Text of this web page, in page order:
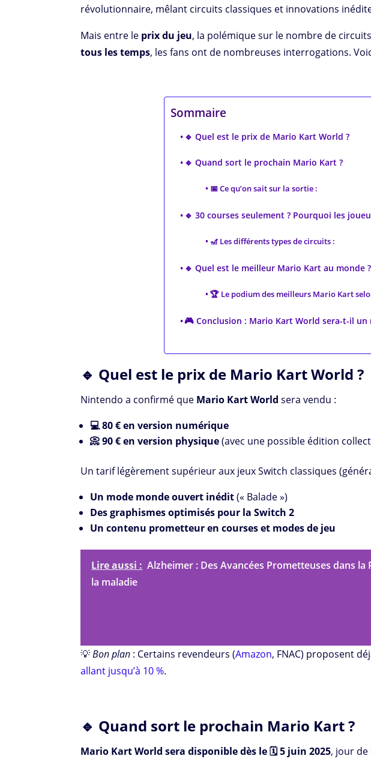
révolutionnaire, mêlant circuits classiques et innovations
Mais entre le prix du jeu, la polémique sur le nombre de
tous les temps, les fans ont de nombreuses interrogations.
Sommaire
🔹 Quel est le prix de Mario Kart World ?
🔹 Quand sort le prochain Mario Kart ?
📅 Ce qu’on sait sur la sortie :
🔹 30 courses seulement ? Pourquoi les
🎢 Les différents types de circuits :
🔹 Quel est le meilleur Mario Kart au monde ?
🏆 Le podium des meilleurs Mario Kart
🎮 Conclusion : Mario Kart World sera-t-il un
🔹 Quel est le prix de Mario Kart World ?
Nintendo a confirmé que Mario Kart World sera vendu :
💻 80 € en version numérique
📀 90 € en version physique(avec une possible édition
Un tarif légèrement supérieur aux jeux Switch classiques
Un mode monde ouvert inédit(« Balade »)
Des graphismes optimisés pour la Switch 2
Un contenu prometteur en courses et modes de jeu
Lire aussi : Alzheimer : Des Avancées Prometteuses dans
la maladie
💡Bon plan : Certains revendeurs (Amazon, FNAC) proposent
allant jusqu’à 10 %.
🔹 Quand sort le prochain Mario Kart ?
Mario Kart World sera disponible dès le 🗓️ 5 juin 2025, jour de